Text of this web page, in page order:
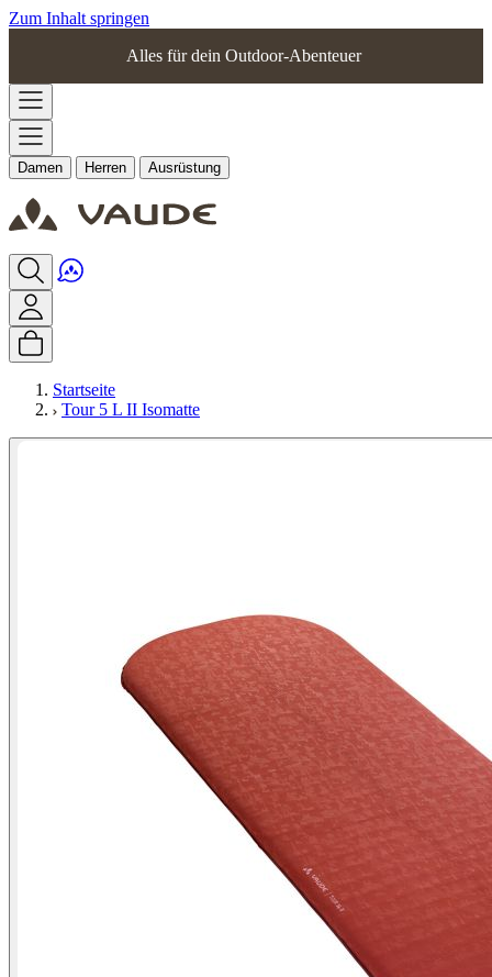
Zum Inhalt springen
Alles für dein Outdoor-Abenteuer
Damen Herren Ausrüstung
Startseite
Tour 5 L II Isomatte